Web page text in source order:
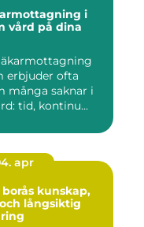
i
erbjuder ofta
många saknar i
tid, kontinu...
apr
långsiktig